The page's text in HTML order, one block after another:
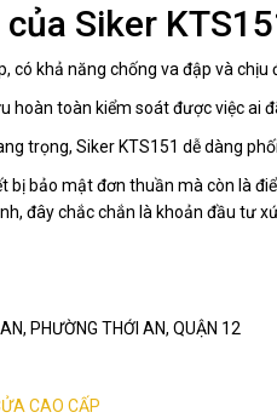
Siker
có khả năng chống va đập và
toàn kiểm soát được việc ai
trọng, Siker KTS151 dễ dàng
bảo mật đơn thuần mà còn là
đây chắc chắn là khoản đầu tư
PHƯỜNG THỚI AN, QUẬN 12
CAO CẤP